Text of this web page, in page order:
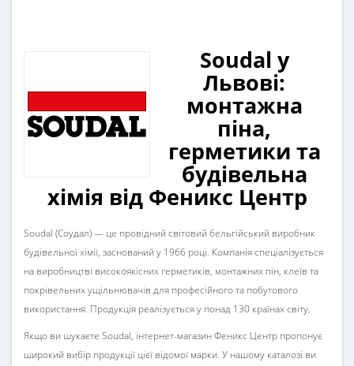
Soudal у
Львові:
монтажна
піна,
герметики та
будівельна
хімія від Феникс Центр
Soudal (Соудал) — це провідний світовий бельгійський виробник
будівельної хімії, заснований у 1966 році. Компанія спеціалізується
на виробництві високоякісних герметиків, монтажних пін, клеїв та
покрівельних ущільнювачів для професійного та побутового
використання. Продукція реалізується у понад 130 країнах світу.
Якщо ви шукаєте Soudal, інтернет-магазинФеникс Центр пропонує
широкий вибір продукції цієї відомої марки. У нашому каталозі ви